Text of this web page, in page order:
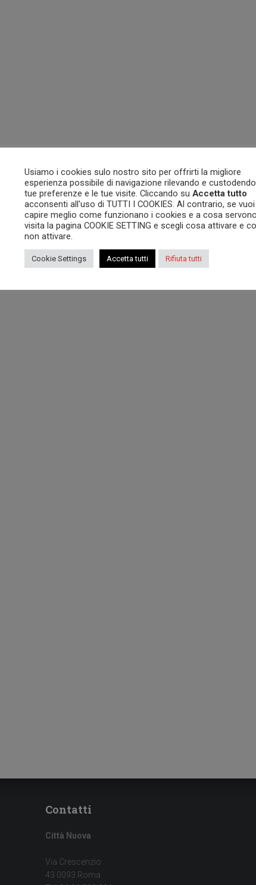
Contatti
Città Nuova
Via Crescenzio
43 0093 Roma
Usiamo i cookies sulo nostro sito per offrirti la migliore
esperienza possibile di navigazione rilevando e
tue preferenze e le tue visite. Cliccando su Accetta tutto
acconsenti all'uso di TUTTI I COOKIES. Al contrario, se vuoi
capire meglio come funzionano i cookies e a cosa
visita la pagina COOKIE SETTING e scegli cosa attivare e
non attivare.
Cookie Settings Accetta tutti Rifiuta tutti